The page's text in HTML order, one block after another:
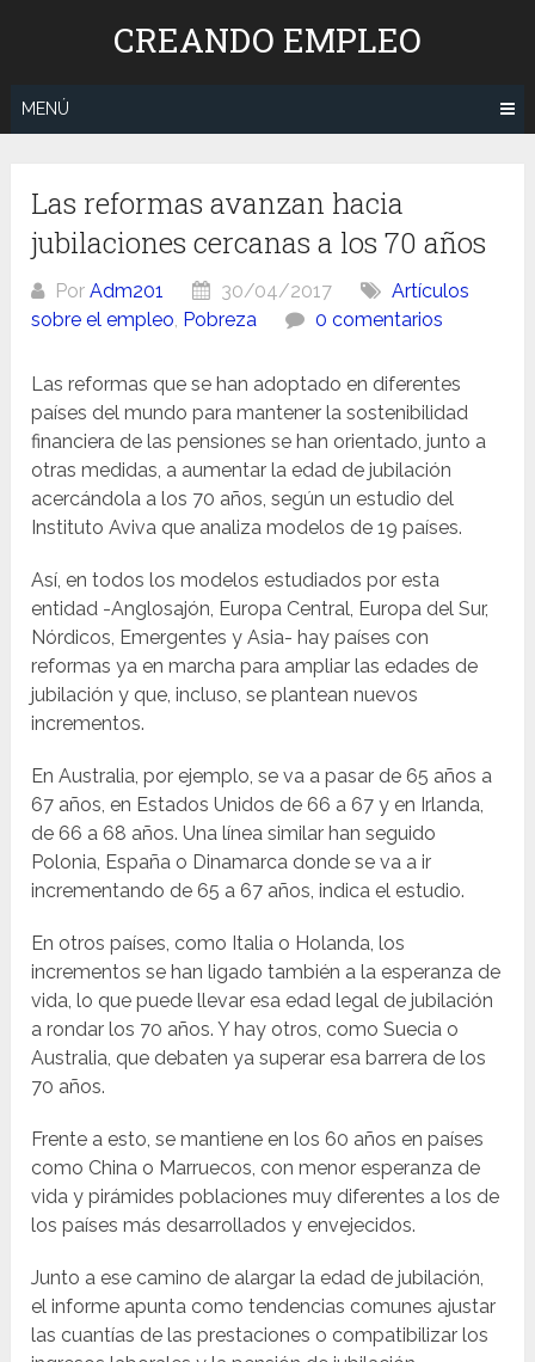
CREANDO EMPLEO
MENÚ
Las reformas avanzan hacia
jubilaciones cercanas a los 70 años
PorAdm201 30/04/2017
Artículos
sobre el empleo, Pobreza 0 comentarios
Las reformas que se han adoptado en diferentes
países del mundo para mantener la sostenibilidad
financiera de las pensiones se han orientado, junto a
otras medidas, a aumentar la edad de jubilación
acercándola a los 70 años, según un estudio del
Instituto Aviva que analiza modelos de 19 países.
Así, en todos los modelos estudiados por esta
entidad -Anglosajón, Europa Central, Europa del Sur,
Nórdicos, Emergentes y Asia- hay países con
reformas ya en marcha para ampliar las edades de
jubilación y que, incluso, se plantean nuevos
incrementos.
En Australia, por ejemplo, se va a pasar de 65 años a
67 años, en Estados Unidos de 66 a 67 y en Irlanda,
de 66 a 68 años. Una línea similar han seguido
Polonia, España o Dinamarca donde se va a ir
incrementando de 65 a 67 años, indica el estudio.
En otros países, como Italia o Holanda, los
incrementos se han ligado también a la esperanza de
vida, lo que puede llevar esa edad legal de jubilación
a rondar los 70 años. Y hay otros, como Suecia o
Australia, que debaten ya superar esa barrera de los
70 años.
Frente a esto, se mantiene en los 60 años en países
como China o Marruecos, con menor esperanza de
vida y pirámides poblaciones muy diferentes a los de
los países más desarrollados y envejecidos.
Junto a ese camino de alargar la edad de jubilación,
el informe apunta como tendencias comunes ajustar
las cuantías de las prestaciones o compatibilizar los